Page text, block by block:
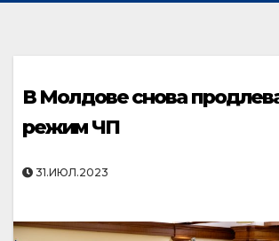
В Молдове снова
режим ЧП
31.ИЮЛ.2023